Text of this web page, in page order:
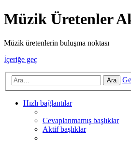
Müzik Üretenler
Müzik üretenlerin buluşma noktası
İçeriğe geç
Ara
Hızlı bağlantılar
Cevaplanmamış başlıklar
Aktif başlıklar